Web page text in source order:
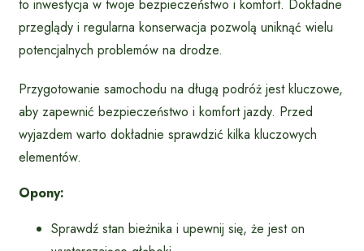
to inwestycja w twoje bezpieczeństwo i komfort. Dokładne
przeglądy i regularna konserwacja pozwolą uniknąć wielu
potencjalnych problemów na drodze.
Przygotowanie samochodu na długą podróż jest kluczowe,
aby zapewnić bezpieczeństwo i komfort jazdy. Przed
wyjazdem warto dokładnie sprawdzić kilka kluczowych
elementów.
Opony:
Sprawdź stan bieżnika i upewnij się, że jest on